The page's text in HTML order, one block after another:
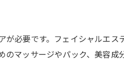
必要です。フェイシャルエ
マッサージやパック、美容